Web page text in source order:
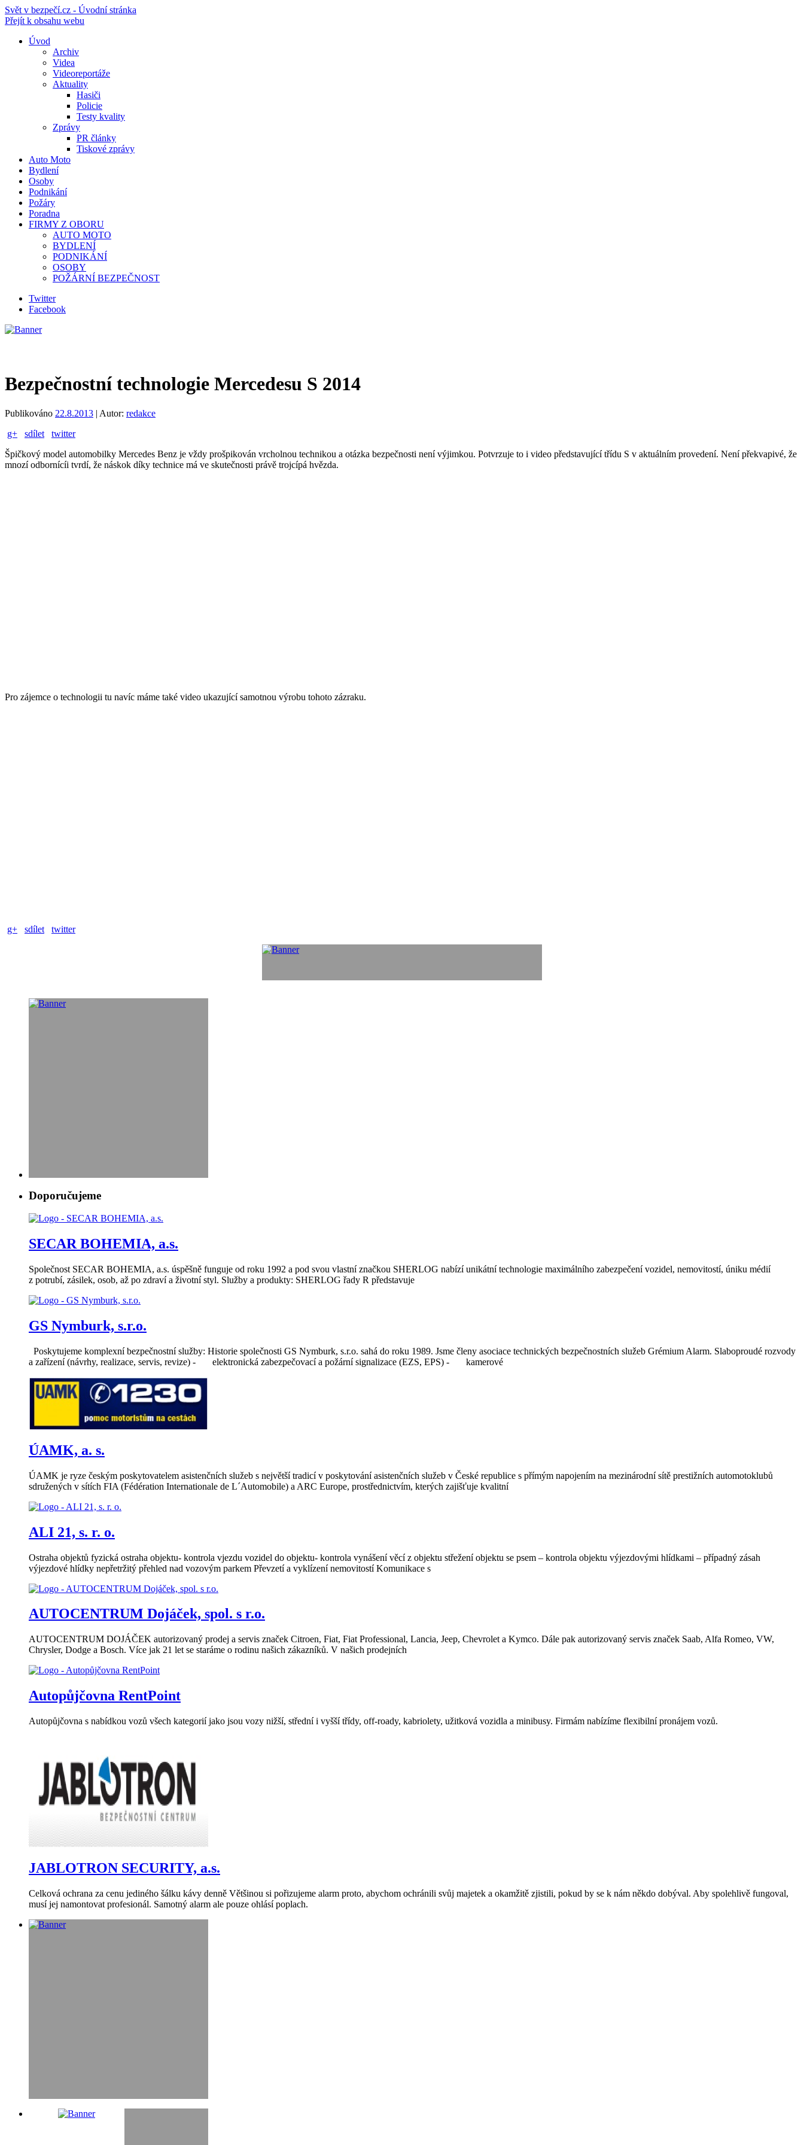
Svět v bezpečí.cz - Úvodní stránka
Přejít k obsahu webu
Úvod
Archiv
Videa
Videoreportáže
Aktuality
Hasiči
Policie
Testy kvality
Zprávy
PR články
Tiskové zprávy
Auto Moto
Bydlení
Osoby
Podnikání
Požáry
Poradna
FIRMY Z OBORU
AUTO MOTO
BYDLENÍ
PODNIKÁNÍ
OSOBY
POŽÁRNÍ BEZPEČNOST
Twitter
Facebook
Bezpečnostní technologie Mercedesu S 2014
Publikováno 22.8.2013 | Autor: redakce
g+
sdílet
twitter
Špičkový model automobilky Mercedes Benz je vždy prošpikován vrcholnou technikou a otázka bezpečnosti není výjimkou. Potvrzuje to i video představující třídu S v aktuálním provedení. Není překvapivé, že
mnozí odbornícíi tvrdí, že náskok díky technice má ve skutečnosti právě trojcípá hvězda.
Pro zájemce o technologii tu navíc máme také video ukazující samotnou výrobu tohoto zázraku.
g+ sdílet twitter
Doporučujeme
SECAR BOHEMIA, a.s.
Společnost SECAR BOHEMIA, a.s. úspěšně funguje od roku 1992 a pod svou vlastní značkou SHERLOG nabízí unikátní technologie maximálního zabezpečení vozidel, nemovitostí, úniku médií
z potrubí, zásilek, osob, až po zdraví a životní styl. Služby a produkty: SHERLOG řady R představuje
GS Nymburk, s.r.o.
Poskytujeme komplexní bezpečnostní služby: Historie společnosti GS Nymburk, s.r.o. sahá do roku 1989. Jsme členy asociace technických bezpečnostních služeb Grémium Alarm. Slaboproudé rozvody
a zařízení (návrhy, realizace, servis, revize) - elektronická zabezpečovací a požární signalizace (EZS, EPS) - kamerové
ÚAMK, a. s.
ÚAMK je ryze českým poskytovatelem asistenčních služeb s největší tradicí v poskytování asistenčních služeb v České republice s přímým napojením na mezinárodní sítě prestižních automotoklubů
sdružených v sítích FIA (Fédération Internationale de L´Automobile) a ARC Europe, prostřednictvím, kterých zajišťuje kvalitní
ALI 21, s. r. o.
Ostraha objektů fyzická ostraha objektu- kontrola vjezdu vozidel do objektu- kontrola vynášení věcí z objektu střežení objektu se psem – kontrola objektu výjezdovými hlídkami – případný zásah
výjezdové hlídky nepřetržitý přehled nad vozovým parkem Převzetí a vyklízení nemovitostí Komunikace s
AUTOCENTRUM Dojáček, spol. s r.o.
AUTOCENTRUM DOJÁČEK autorizovaný prodej a servis značek Citroen, Fiat, Fiat Professional, Lancia, Jeep, Chevrolet a Kymco. Dále pak autorizovaný servis značek Saab, Alfa Romeo, VW,
Chrysler, Dodge a Bosch. Více jak 21 let se staráme o rodinu našich zákazníků. V našich prodejních
Autopůjčovna RentPoint
Autopůjčovna s nabídkou vozů všech kategorií jako jsou vozy nižší, střední i vyšší třídy, off-roady, kabriolety, užitková vozidla a minibusy. Firmám nabízíme flexibilní pronájem vozů.
JABLOTRON SECURITY, a.s.
Celková ochrana za cenu jediného šálku kávy denně Většinou si pořizujeme alarm proto, abychom ochránili svůj majetek a okamžitě zjistili, pokud by se k nám někdo dobýval. Aby spolehlivě fungoval,
musí jej namontovat profesionál. Samotný alarm ale pouze ohlásí poplach.